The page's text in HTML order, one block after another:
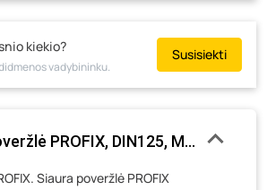
Raseiniai
6E, Šilutė- 0 pakuočių
54, Tauragė- 0 pakuočių
Visaginas- 0 pakuočių
1, Druskininkai- 0 pakuočių
kiekio?
vadybininku.
Susisiekti
PROFIX, DIN125, M24,
Siaura poveržlė PROFIX